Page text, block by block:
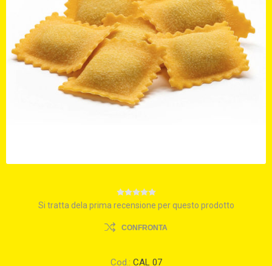
Si tratta dela prima recensione per questo prodotto
CONFRONTA
Cod.: CAL 07